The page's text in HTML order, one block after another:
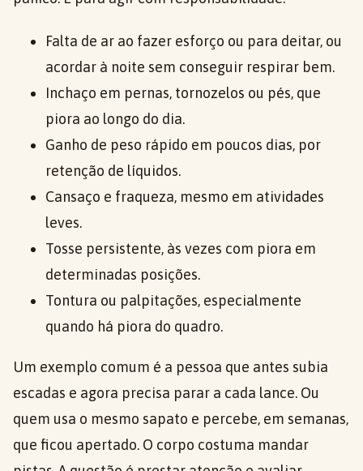
Falta de ar ao fazer esforço ou para deitar, ou
acordar à noite sem conseguir respirar bem.
Inchaço em pernas, tornozelos ou pés, que
piora ao longo do dia.
Ganho de peso rápido em poucos dias, por
retenção de líquidos.
Cansaço e fraqueza, mesmo em atividades
leves.
Tosse persistente, às vezes com piora em
determinadas posições.
Tontura ou palpitações, especialmente
quando há piora do quadro.
Um exemplo comum é a pessoa que antes subia
escadas e agora precisa parar a cada lance. Ou
quem usa o mesmo sapato e percebe, em semanas,
que ficou apertado. O corpo costuma mandar